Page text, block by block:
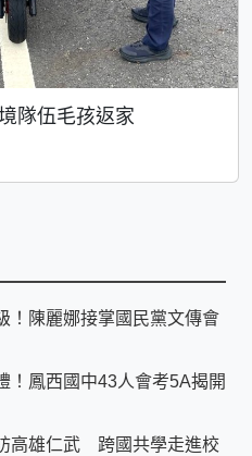
隊伍毛孩返家
！陳麗娜接掌國民黨文傳會
！鳳西國中43人會考5A揭開
高雄仁武 跨國共學走進校